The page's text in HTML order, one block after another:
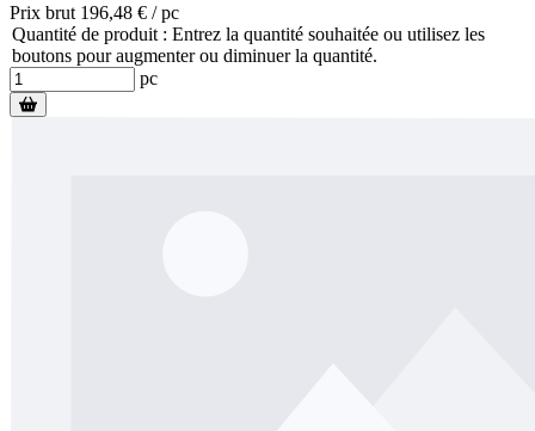
Prix brut 196,48 € / pc
Quantité de produit : Entrez la quantité souhaitée ou utilisez les
boutons pour augmenter ou diminuer la quantité.
pc